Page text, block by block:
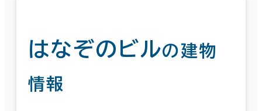
はなぞのビルの建物
情報